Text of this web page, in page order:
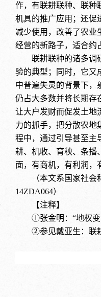
作，有联耕联种、联种
机具的推广应用；还促
减少使用，改善了农业
经营的新路子，适合约
联耕联种的诸多调
验的典型；同时，它又
中普遍失灵的背景下，
仍占大多数并将长期存
让大户发财而促发土地
力的抓手，把分散农地
程中，通过引导甚至主
耕、机收、育秧、条播
面，有商机，有利润，
（本文系国家社
14ZDA064）
【注释】
①张金明：“地权变
②参见戴亚生：联